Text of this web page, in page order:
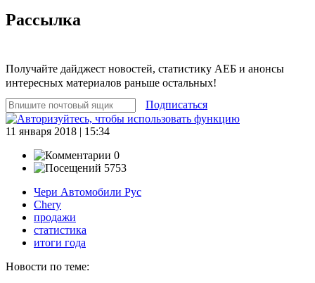
Рассылка
Получайте дайджест новостей, статистику АЕБ и анонсы
интересных материалов раньше остальных!
Подписаться
11 января 2018 | 15:34
0
5753
Чери Автомобили Рус
Chery
продажи
статистика
итоги года
Новости по теме: